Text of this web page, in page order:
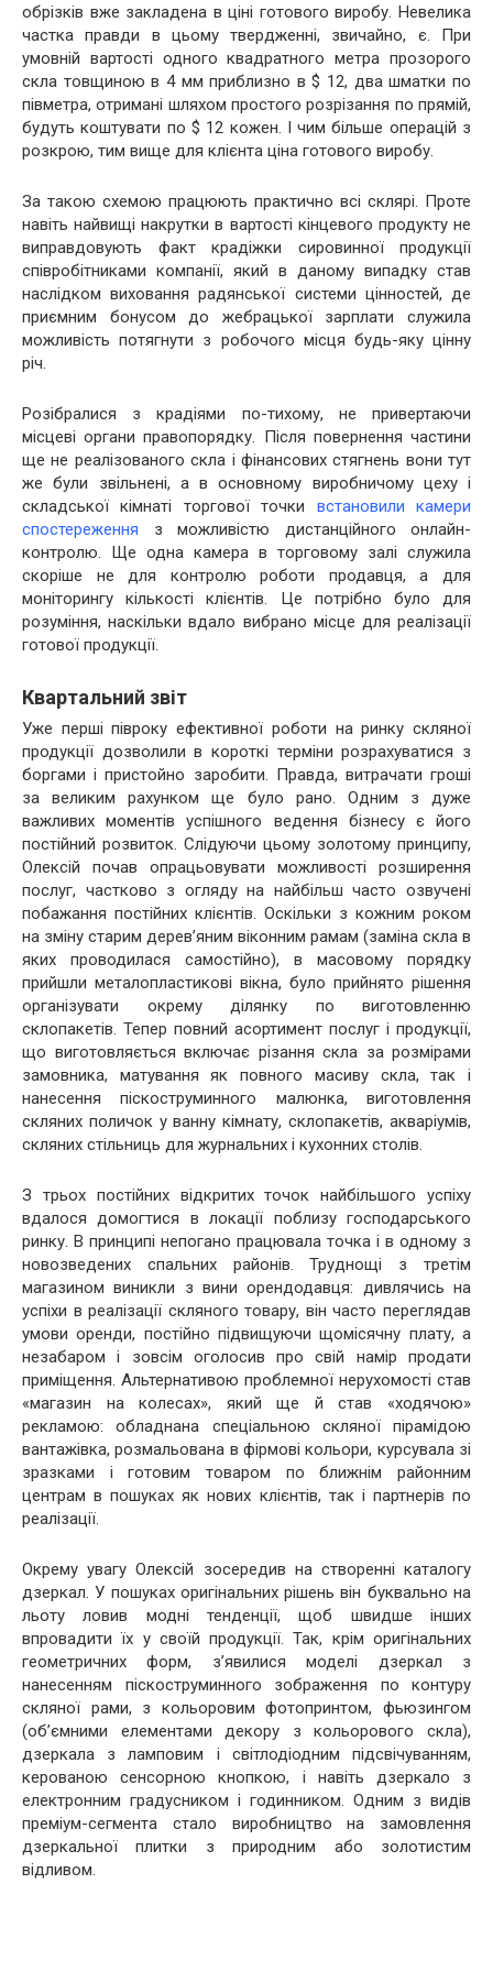
обрізків вже закладена в ціні готового виробу. Невелика
частка правди в цьому твердженні, звичайно, є. При
умовній вартості одного квадратного метра прозорого
скла товщиною в 4 мм приблизно в $ 12, два шматки по
півметра, отримані шляхом простого розрізання по прямій,
будуть коштувати по $ 12 кожен. І чим більше операцій з
розкрою, тим вище для клієнта ціна готового виробу.
За такою схемою працюють практично всі склярі. Проте
навіть найвищі накрутки в вартості кінцевого продукту не
виправдовують факт крадіжки сировинної продукції
співробітниками компанії, який в даному випадку став
наслідком виховання радянської системи цінностей, де
приємним бонусом до жебрацької зарплати служила
можливість потягнути з робочого місця будь-яку цінну
річ.
Розібралися з крадіями по-тихому, не привертаючи
місцеві органи правопорядку. Після повернення частини
ще не реалізованого скла і фінансових стягнень вони тут
же були звільнені, а в основному виробничому цеху і
складської кімнаті торгової точки встановили камери
спостереження з можливістю дистанційного онлайн-
контролю. Ще одна камера в торговому залі служила
скоріше не для контролю роботи продавця, а для
моніторингу кількості клієнтів. Це потрібно було для
розуміння, наскільки вдало вибрано місце для реалізації
готової продукції.
Квартальний звіт
Уже перші півроку ефективної роботи на ринку скляної
продукції дозволили в короткі терміни розрахуватися з
боргами і пристойно заробити. Правда, витрачати гроші
за великим рахунком ще було рано. Одним з дуже
важливих моментів успішного ведення бізнесу є його
постійний розвиток. Слідуючи цьому золотому принципу,
Олексій почав опрацьовувати можливості розширення
послуг, частково з огляду на найбільш часто озвучені
побажання постійних клієнтів. Оскільки з кожним роком
на зміну старим дерев’яним віконним рамам (заміна скла в
яких проводилася самостійно), в масовому порядку
прийшли металопластикові вікна, було прийнято рішення
організувати окрему ділянку по виготовленню
склопакетів. Тепер повний асортимент послуг і продукції,
що виготовляється включає різання скла за розмірами
замовника, матування як повного масиву скла, так і
нанесення піскоструминного малюнка, виготовлення
скляних поличок у ванну кімнату, склопакетів, акваріумів,
скляних стільниць для журнальних і кухонних столів.
З трьох постійних відкритих точок найбільшого успіху
вдалося домогтися в локації поблизу господарського
ринку. В принципі непогано працювала точка і в одному з
новозведених спальних районів. Труднощі з третім
магазином виникли з вини орендодавця: дивлячись на
успіхи в реалізації скляного товару, він часто переглядав
умови оренди, постійно підвищуючи щомісячну плату, а
незабаром і зовсім оголосив про свій намір продати
приміщення. Альтернативою проблемної нерухомості став
«магазин на колесах», який ще й став «ходячою»
рекламою: обладнана спеціальною скляної пірамідою
вантажівка, розмальована в фірмові кольори, курсувала зі
зразками і готовим товаром по ближнім районним
центрам в пошуках як нових клієнтів, так і партнерів по
реалізації.
Окрему увагу Олексій зосередив на створенні каталогу
дзеркал. У пошуках оригінальних рішень він буквально на
льоту ловив модні тенденції, щоб швидше інших
впровадити їх у своїй продукції. Так, крім оригінальних
геометричних форм, з’явилися моделі дзеркал з
нанесенням піскоструминного зображення по контуру
скляної рами, з кольоровим фотопринтом, фьюзингом
(об’ємними елементами декору з кольорового скла),
дзеркала з ламповим і світлодіодним підсвічуванням,
керованою сенсорною кнопкою, і навіть дзеркало з
електронним градусником і годинником. Одним з видів
преміум-сегмента стало виробництво на замовлення
дзеркальної плитки з природним або золотистим
відливом.